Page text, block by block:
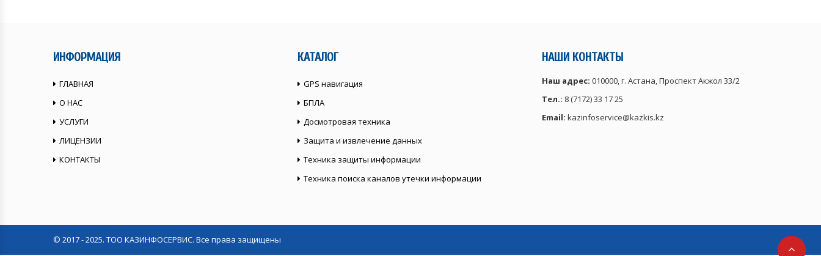
ИНФОРМАЦИЯ
ГЛАВНАЯ
О НАС
УСЛУГИ
ЛИЦЕНЗИИ
КОНТАКТЫ
КАТАЛОГ
GPS навигация
БПЛА
Досмотровая техника
Защита и извлечение данных
Техника защиты информации
Техника поиска каналов утечки информации
НАШИ КОНТАКТЫ
Наш адрес: 010000, г. Астана, Проспект Акжол 33/2
Тел.: 8 (7172) 33 17 25
Email: kazinfoservice@kazkis.kz
© 2017 - 2025. ТОО КАЗИНФОСЕРВИС. Все права защищены